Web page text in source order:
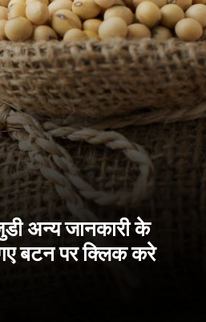
अन्य जानकारी के
बटन पर क्लिक करे